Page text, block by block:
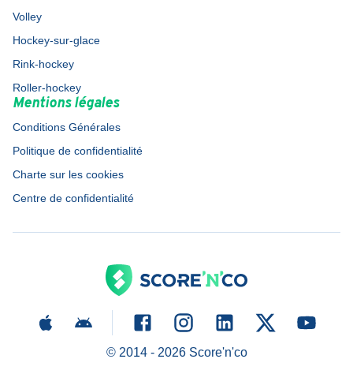
Volley
Hockey-sur-glace
Rink-hockey
Roller-hockey
Mentions légales
Conditions Générales
Politique de confidentialité
Charte sur les cookies
Centre de confidentialité
© 2014 - 2026Score'n'co